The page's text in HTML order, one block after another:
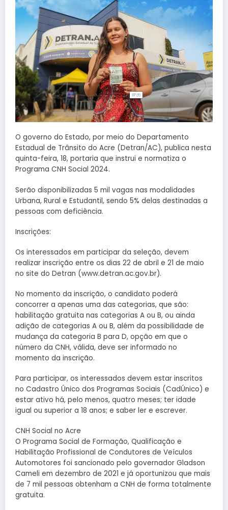
O governo do Estado, por meio do Departamento
Estadual de Trânsito do Acre (Detran/AC), publica nesta
quinta-feira, 18, portaria que instrui e normatiza o
Programa CNH Social 2024.
Serão disponibilizadas 5 mil vagas nas modalidades
Urbana, Rural e Estudantil, sendo 5% delas destinadas a
pessoas com deficiência.
Inscrições:
Os interessados em participar da seleção, devem
realizar inscrição entre os dias 22 de abril e 21 de maio
no site do Detran (www.detran.ac.gov.br).
No momento da inscrição, o candidato poderá
concorrer a apenas uma das categorias, que são:
habilitação gratuita nas categorias A ou B, ou ainda
adição de categorias A ou B, além da possibilidade de
mudança da categoria B para D, opção em que o
número da CNH, válida, deve ser informado no
momento da inscrição.
Para participar, os interessados devem estar inscritos
no Cadastro Único dos Programas Sociais (CadÚnico) e
estar ativo há, pelo menos, quatro meses; ter idade
igual ou superior a 18 anos; e saber ler e escrever.
CNH Social no Acre
O Programa Social de Formação, Qualificação e
Habilitação Profissional de Condutores de Veículos
Automotores foi sancionado pelo governador Gladson
Cameli em dezembro de 2021 e já oportunizou que mais
de 7 mil pessoas obtenham a CNH de forma totalmente
gratuita.